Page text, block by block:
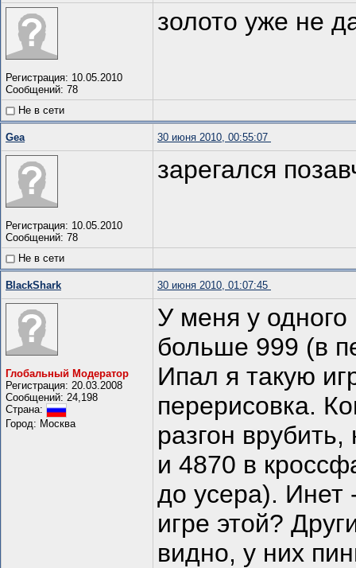
Регистрация: 10.05.2010
Сообщений: 78
золото уже не
Не в сети
Gea 30 июня 2010, 00:55:07
Регистрация: 10.05.2010
Сообщений: 78
зарегался
Не в сети
BlackShark 30 июня 2010, 01:07:45
Глобальный Модератор
Регистрация: 20.03.2008
Сообщений: 24,198
Страна:
Город: Москва
У меня у
больше 999 (в
Ипал я такую
перерисовка.
разгон
и 4870 в
до усера). Инет
игре этой?
видно, у них